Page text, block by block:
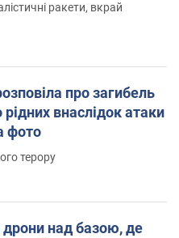
ракети, вкрай
про загибель
рідних внаслідок атаки
фото
терору
дрони над базою, де